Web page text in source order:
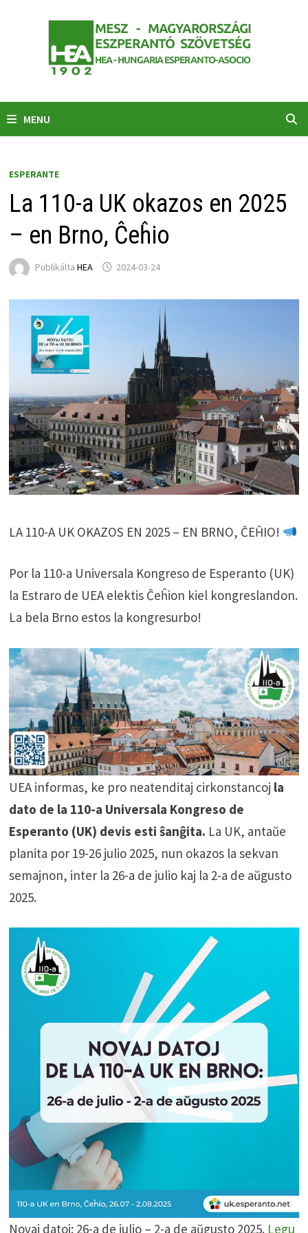
MENU
ESPERANTE
La 110-a UK okazos en 2025
– en Brno, Ĉeĥio
Publikálta HEA 2024-03-24
LA 110-A UK OKAZOS EN 2025 – EN BRNO, ĈEĤIO!
Por la 110-a Universala Kongreso de Esperanto (UK)
la Estraro de UEA elektis Ĉeĥion kiel kongreslandon.
La bela Brno estos la kongresurbo!
UEA informas, ke pro neatenditaj cirkonstancoj la
dato de la 110-a Universala Kongreso de
Esperanto (UK) devis esti ŝanĝita. La UK, antaŭe
planita por 19-26 julio 2025, nun okazos la sekvan
semajnon, inter la 26-a de julio kaj la 2-a de aŭgusto
2025.
Novaj datoj: 26-a de julio – 2-a de aŭgusto 2025. Legu